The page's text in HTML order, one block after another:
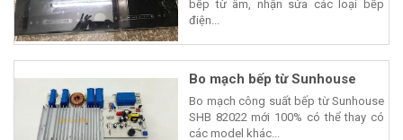
bếp từ âm, nhận sửa các loại bếp
điện...
Bo mạch bếp từ Sunhouse
Bo mạch công suất bếp từ Sunhouse
SHB 82022 mới 100% có thể thay có
các model khác...